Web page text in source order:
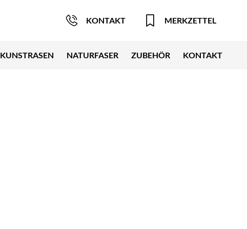
KONTAKT MERKZETTEL
KUNSTRASEN NATURFASER ZUBEHÖR KONTAKT